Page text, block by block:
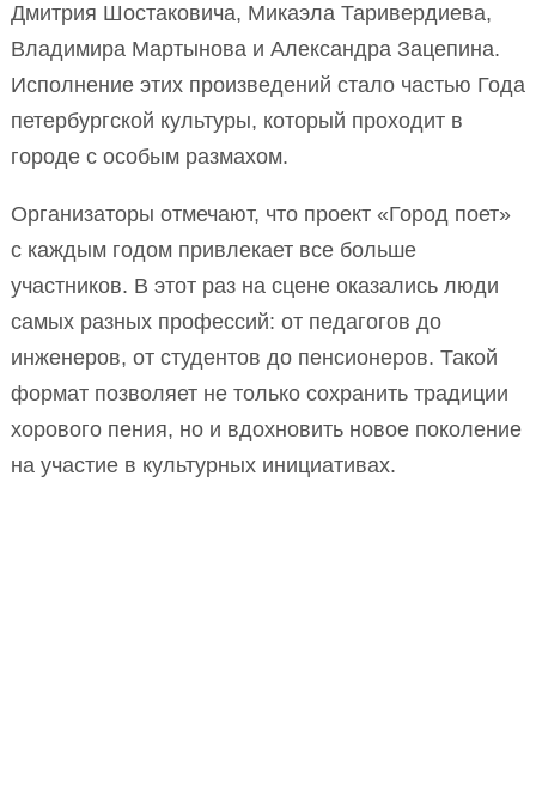
Дмитрия Шостаковича, Микаэла Таривердиева,
Владимира Мартынова и Александра Зацепина.
Исполнение этих произведений стало частью Года
петербургской культуры, который проходит в
городе с особым размахом.
Организаторы отмечают, что проект «Город поет»
с каждым годом привлекает все больше
участников. В этот раз на сцене оказались люди
самых разных профессий: от педагогов до
инженеров, от студентов до пенсионеров. Такой
формат позволяет не только сохранить традиции
хорового пения, но и вдохновить новое поколение
на участие в культурных инициативах.